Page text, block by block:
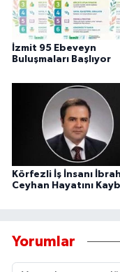
İzmit 95 Ebeveyn
Buluşmaları Başlıyor
Körfezli İş İnsanı
Ceyhan Hayatını
Yorumlar